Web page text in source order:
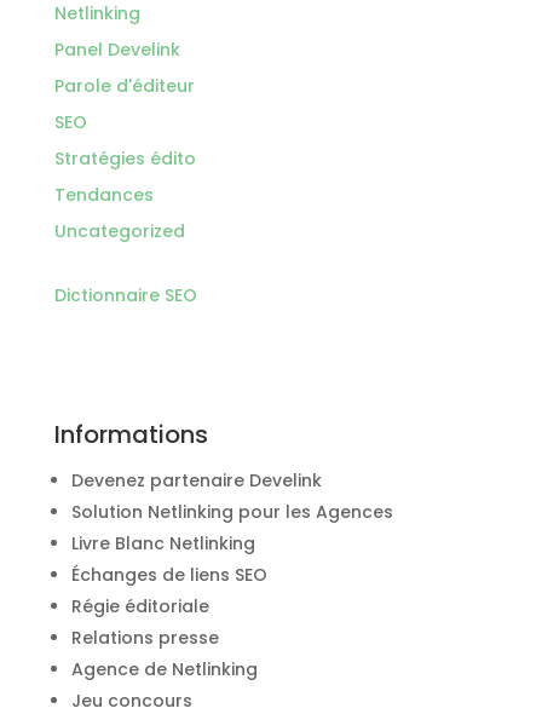
Netlinking
Panel Develink
Parole d'éditeur
SEO
Stratégies édito
Tendances
Uncategorized
Dictionnaire SEO
Informations
Devenez partenaire Develink
Solution Netlinking pour les Agences
Livre Blanc Netlinking
Échanges de liens SEO
Régie éditoriale
Relations presse
Agence de Netlinking
Jeu concours